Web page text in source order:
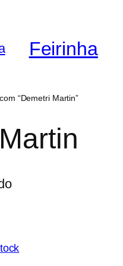
Feirinha
“Demetri Martin”